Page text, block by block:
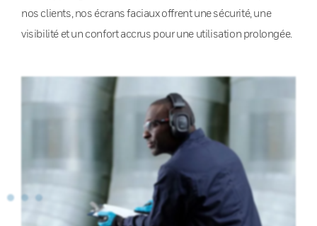
nos clients, nos écrans faciaux offrent une sécurité, une
visibilité et un confort accrus pour une utilisation prolongée.